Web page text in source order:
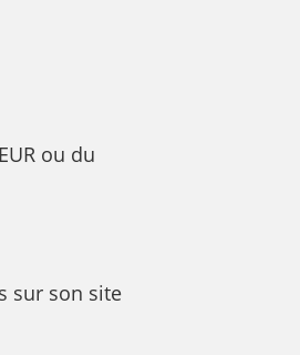
ou du
sur son site